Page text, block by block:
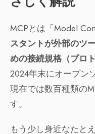
MCPとは「Model
スタントが外部のツ
めの接続規格（プロト
2024年末にオープン
現在では数百種類の
す。
もう少し身近なたと